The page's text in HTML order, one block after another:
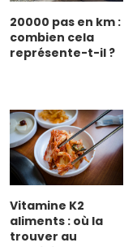
20000 pas en km :
combien cela
représente-t-il ?
Vitamine K2
aliments : où la
trouver au